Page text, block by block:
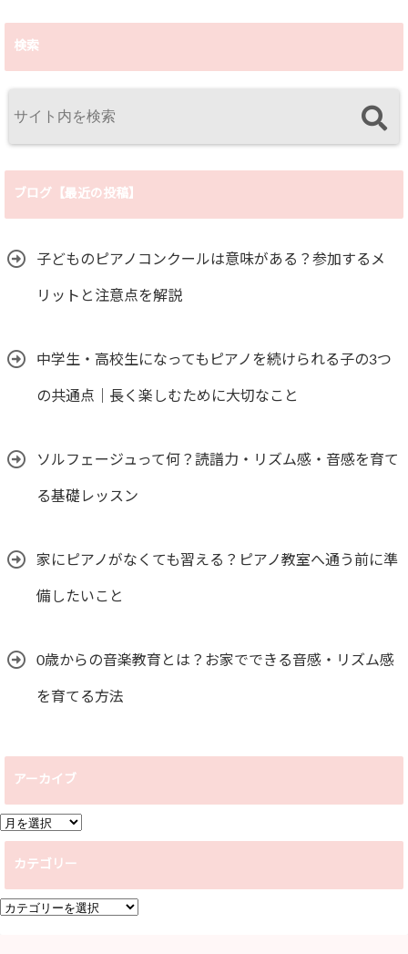
検索
ブログ【最近の投稿】
子どものピアノコンクールは意味がある？参加するメ
リットと注意点を解説
中学生・高校生になってもピアノを続けられる子の3つ
の共通点｜長く楽しむために大切なこと
ソルフェージュって何？読譜力・リズム感・音感を育て
る基礎レッスン
家にピアノがなくても習える？ピアノ教室へ通う前に準
備したいこと
0歳からの音楽教育とは？お家でできる音感・リズム感
を育てる方法
アーカイブ
ア
イ
ブ
カテゴリー
カ